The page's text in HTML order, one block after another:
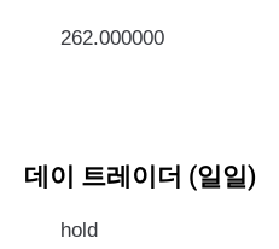
262.000000
데이 트레이더 (일일)
hold